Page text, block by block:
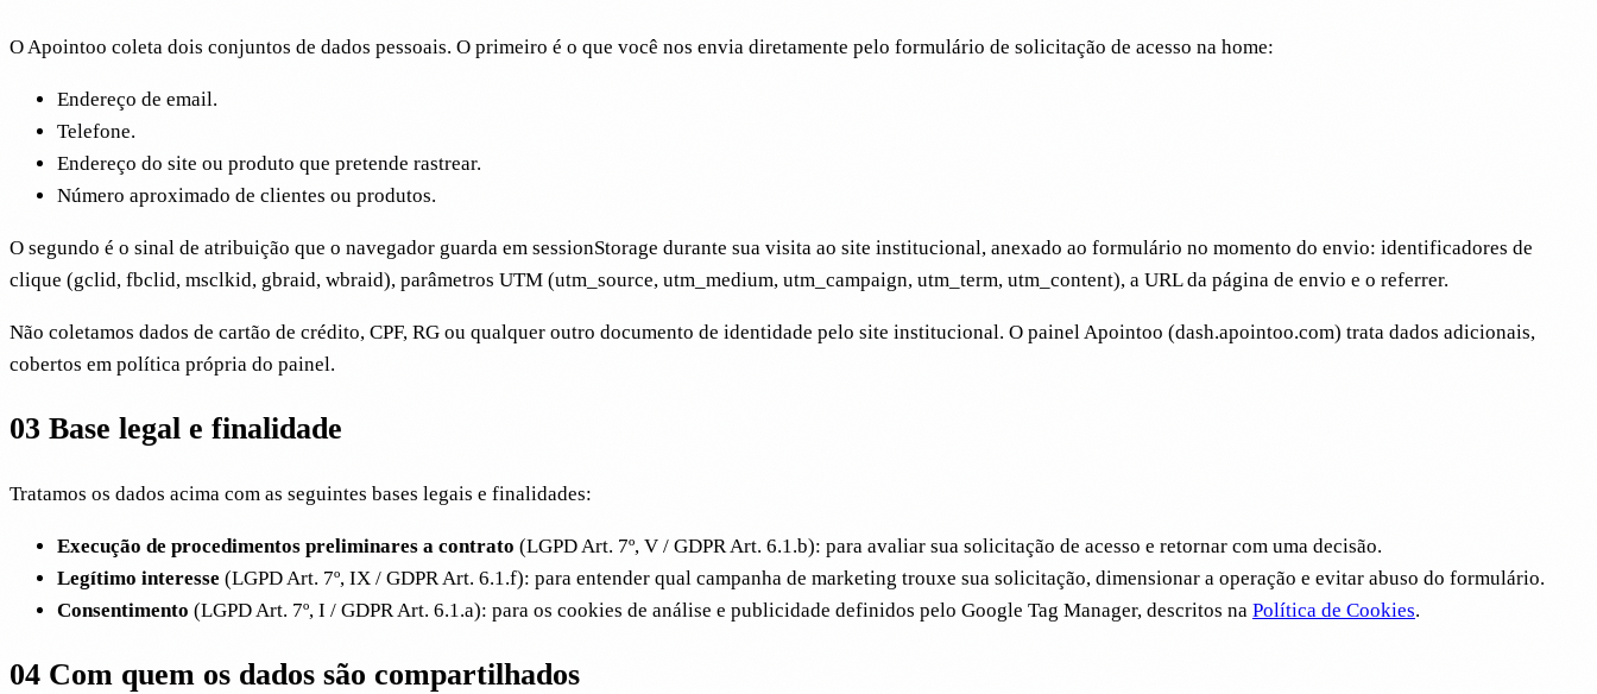
O Apointoo coleta dois conjuntos de dados pessoais. O primeiro é o que você nos envia diretamente pelo formulário de solicitação de acesso na home:
Endereço de email.
Telefone.
Endereço do site ou produto que pretende rastrear.
Número aproximado de clientes ou produtos.
O segundo é o sinal de atribuição que o navegador guarda em sessionStorage durante sua visita ao site institucional, anexado ao formulário no momento do envio: identificadores de
clique (gclid, fbclid, msclkid, gbraid, wbraid), parâmetros UTM (utm_source, utm_medium, utm_campaign, utm_term, utm_content), a URL da página de envio e o referrer.
Não coletamos dados de cartão de crédito, CPF, RG ou qualquer outro documento de identidade pelo site institucional. O painel Apointoo (dash.apointoo.com) trata dados adicionais,
cobertos em política própria do painel.
03 Base legal e finalidade
Tratamos os dados acima com as seguintes bases legais e finalidades:
Execução de procedimentos preliminares a contrato (LGPD Art. 7º, V / GDPR Art. 6.1.b): para avaliar sua solicitação de acesso e retornar com uma decisão.
Legítimo interesse (LGPD Art. 7º, IX / GDPR Art. 6.1.f): para entender qual campanha de marketing trouxe sua solicitação, dimensionar a operação e evitar abuso do formulário.
Consentimento (LGPD Art. 7º, I / GDPR Art. 6.1.a): para os cookies de análise e publicidade definidos pelo Google Tag Manager, descritos na Política de Cookies.
04 Com quem os dados são compartilhados